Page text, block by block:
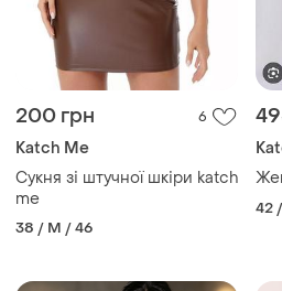
200 грн 6
Katch Me
Сукня зі штучної шкіри katch
me
38 / M / 46
42